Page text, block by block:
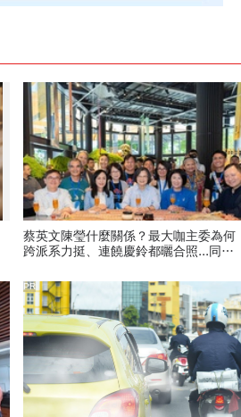
蔡英文陳瑩什麼關係？最大咖主委為何
跨派系力挺、連饒慶鈴都曬合照...同場
PR